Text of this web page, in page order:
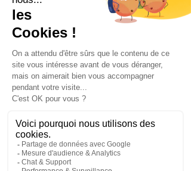
boule extincteur démonstration
boule extincteur feu réel
🔥 Démonstrations & Tests Réels
Commentaires